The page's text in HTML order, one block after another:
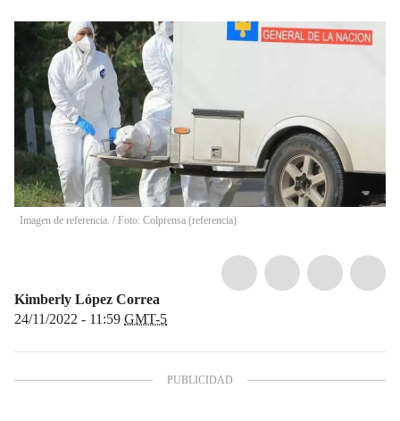
Imagen de referencia. / Foto: Colprensa (referencia)
Kimberly López Correa
24/11/2022 - 11:59 GMT-5